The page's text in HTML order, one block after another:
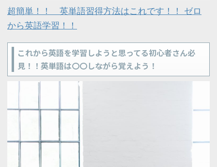
超簡単！！ 英単語習得方法はこれです！！ ゼロ
から英語学習！！
これから英語を学習しようと思ってる初心者さん必
見！！英単語は〇〇しながら覚えよう！